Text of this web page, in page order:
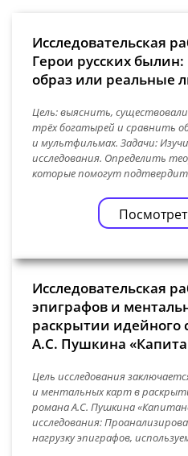
Исследовательская
Герои русских
образ или реальные
Цель: выяснить,
трёх богатырей и сравнить
и мультфильмах. Задачи:
исследования. Определить
которые помогут
Исследовательская
эпиграфов и
раскрытии идейного
А.С. Пушкина
Цель исследования
и ментальных карт в
романа А.С. Пушкина
исследования:
нагрузку эпиграфов,